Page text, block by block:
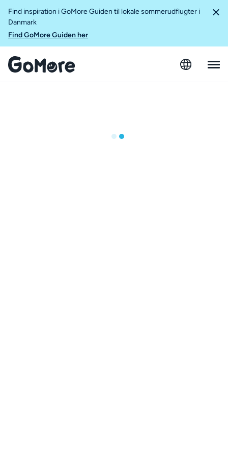
Find inspiration i GoMore Guiden til lokale sommerudflugter i
Danmark
Find GoMore Guiden her